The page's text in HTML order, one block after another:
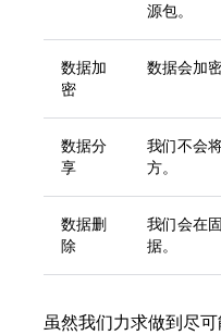
源包。
数据加
密
数据会加密
数据分
享
我们不会
方。
数据删
除
我们会在
据。
虽然我们力求做到尽